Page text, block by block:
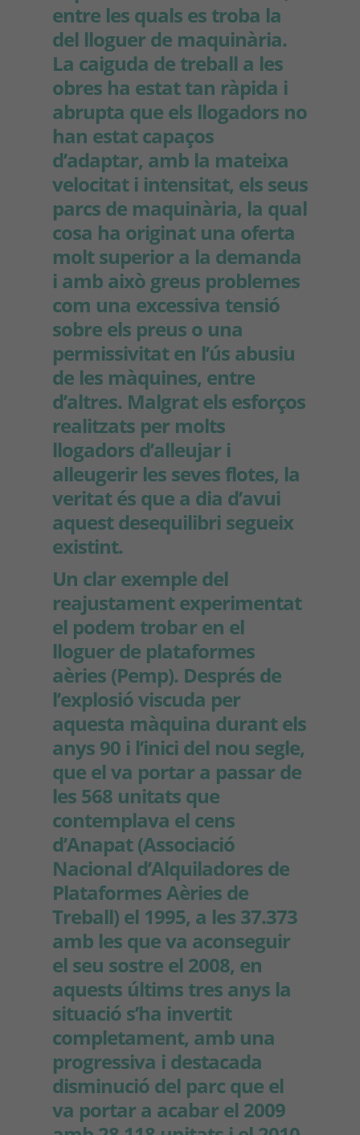
entre les quals es troba la
del lloguer de maquinària.
La caiguda de treball a les
obres ha estat tan ràpida i
abrupta que els llogadors no
han estat capaços
d’adaptar, amb la mateixa
velocitat i intensitat, els seus
parcs de maquinària, la qual
cosa ha originat una oferta
molt superior a la demanda
i amb això greus problemes
com una excessiva tensió
sobre els preus o una
permissivitat en l’ús abusiu
de les màquines, entre
d’altres. Malgrat els esforços
realitzats per molts
llogadors d’alleujar i
alleugerir les seves flotes, la
veritat és que a dia d’avui
aquest desequilibri segueix
existint.
Un clar exemple del
reajustament experimentat
el podem trobar en el
lloguer de plataformes
aèries (Pemp). Després de
l’explosió viscuda per
aquesta màquina durant els
anys 90 i l’inici del nou segle,
que el va portar a passar de
les 568 unitats que
contemplava el cens
d’Anapat (Associació
Nacional d’Alquiladores de
Plataformes Aèries de
Treball) el 1995, a les 37.373
amb les que va aconseguir
el seu sostre el 2008, en
aquests últims tres anys la
situació s’ha invertit
completament, amb una
progressiva i destacada
disminució del parc que el
va portar a acabar el 2009